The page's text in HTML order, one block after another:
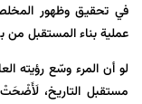
في تحقيق وظهور
عملية بناء المستقبل من
لو أن المرء وسّع رؤيته
مستقبل التاريخ،